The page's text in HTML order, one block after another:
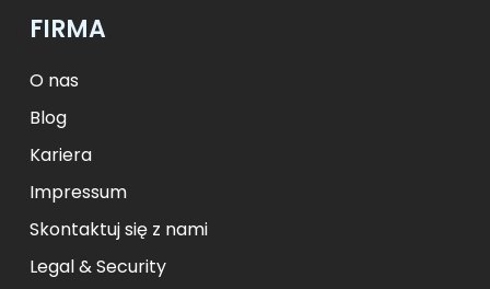
ft HUF
zł PLN
FIRMA
O nas
Blog
Kariera
Impressum
Skontaktuj się z nami
Legal & Security